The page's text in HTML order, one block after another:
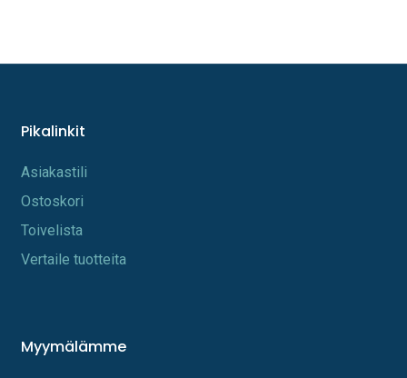
Pikalinkit
A​s​iakastili
Os​toskori
Toi​velista
Vertaile tuotteita
Myymälämme